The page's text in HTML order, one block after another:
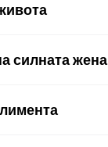
силната жена